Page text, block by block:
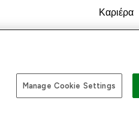
Καριέρα
Pay with
Manage Cookie Settings